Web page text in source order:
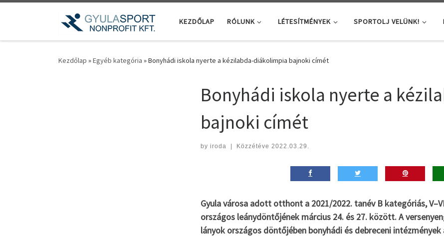
Teljes tartalom megjelenítése
KEZDŐLAP RÓLUNK LÉTESÍTMÉNYEK SPORTOLJ VELÜNK!
Kezdőlap »Egyéb kategória »Bonyhádi iskola nyerte a kézilabda-diákolimpia bajnoki címét
Bonyhádi iskola nyerte a
bajnoki címét
by iroda | Közzétéve 2022.03.29.
Gyula városa adott otthont a 2021/2022. tanév B kategóriás,
országos leánydöntőjének március 24. és 27. között. A
lányok országos döntőjében bonyhádi és debreceni